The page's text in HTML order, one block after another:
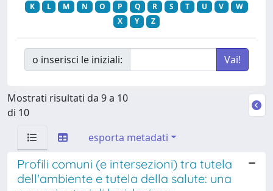
K
L M N O P Q R S T U V
W
X
Y Z
o inserisci le iniziali:
Mostrati risultati da 9 a 10
di 10
esporta metadati
Profili comuni (e intersezioni) tra tutela
dell'ambiente e tutela della salute: una